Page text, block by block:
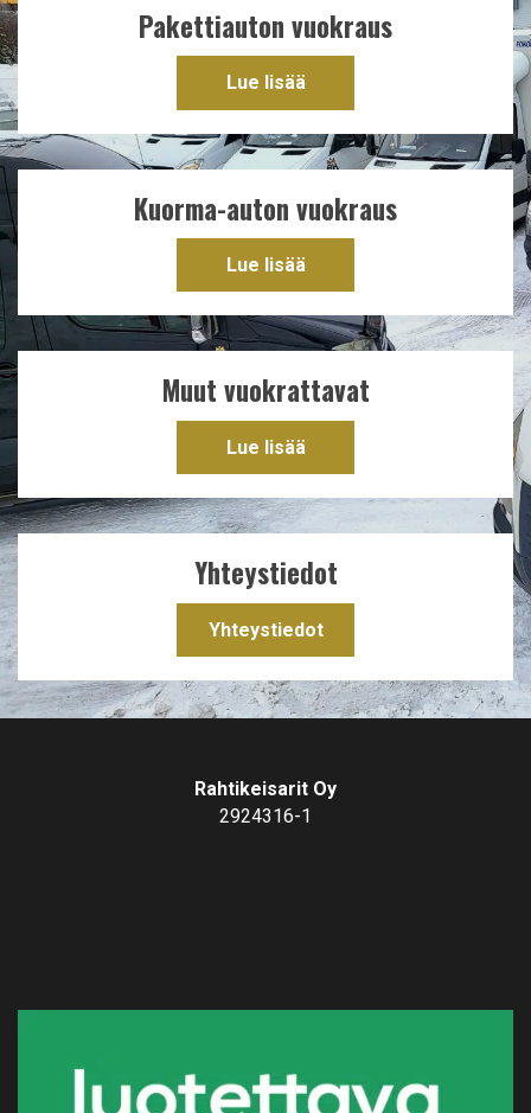
Pakettiauton vuokraus
Lue lisää
Kuorma-auton vuokraus
Lue lisää
Muut vuokrattavat
Lue lisää
Yhteystiedot
Yhteystiedot
Rahtikeisarit Oy
2924316-1